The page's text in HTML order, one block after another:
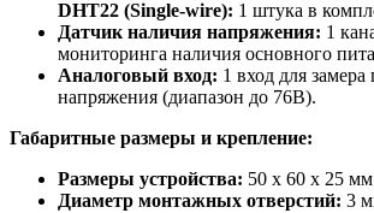
DHT22 (Single-wire): 1 штука в
Датчик наличия напряжения: 1
мониторинга наличия основного
Аналоговый вход: 1 вход для замера
напряжения (диапазон до 76В).
Габаритные размеры и крепление:
Размеры устройства: 50 x 60 x 25
Диаметр монтажных отверстий: 3